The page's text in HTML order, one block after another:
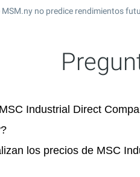
no predice rendimientos
Industrial Direct
los precios de MSC